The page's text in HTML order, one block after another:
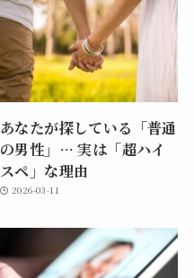
あなたが探している「普通
の男性」… 実は「超ハイ
スペ」な理由
2026-03-11